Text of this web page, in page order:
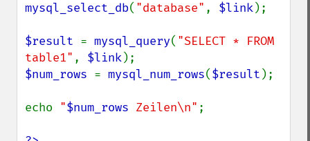
mysql_select_db( "database" , $link);
$result = mysql_query( "SELECT * FROM
table1" , $link
$num_rows = mysql_num_rows($result );
echo "$num_rows Zeilen\n" ;